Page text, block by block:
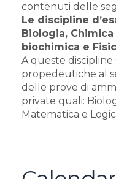
contenuti delle
Le discipline
Biologia,
biochimica e
A queste
propedeutiche al
delle prove di
private quali:
Matematica e